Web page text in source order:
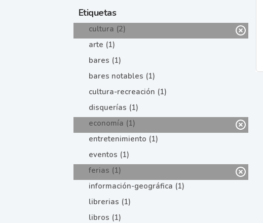
Etiquetas
cultura (2)
arte (1)
bares (1)
bares notables (1)
cultura-recreación (1)
disquerías (1)
economía (1)
entretenimiento (1)
eventos (1)
ferias (1)
información-geográfica (1)
librerias (1)
libros (1)